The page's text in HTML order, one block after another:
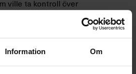
Information Om
ville ta kontroll över
sociala flöden. Vi erbjöd då en
detta. Vi insåg också tidigt att
behov och anpassade våra